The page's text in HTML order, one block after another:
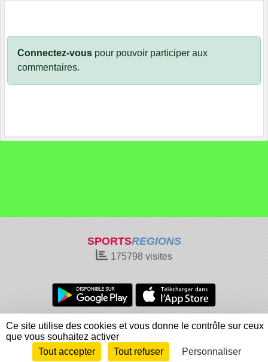
Connectez-vous pour pouvoir participer aux
commentaires.
SPORTSREGIONS
175798 visites
Charte cookies
Gestion des cookies
Informations légales
Signaler un contenu inapproprié
Envie de participer ?
Connexion
Ce site utilise des cookies et vous donne le contrôle sur ceux
que vous souhaitez activer
Tout accepter
Tout refuser Personnaliser